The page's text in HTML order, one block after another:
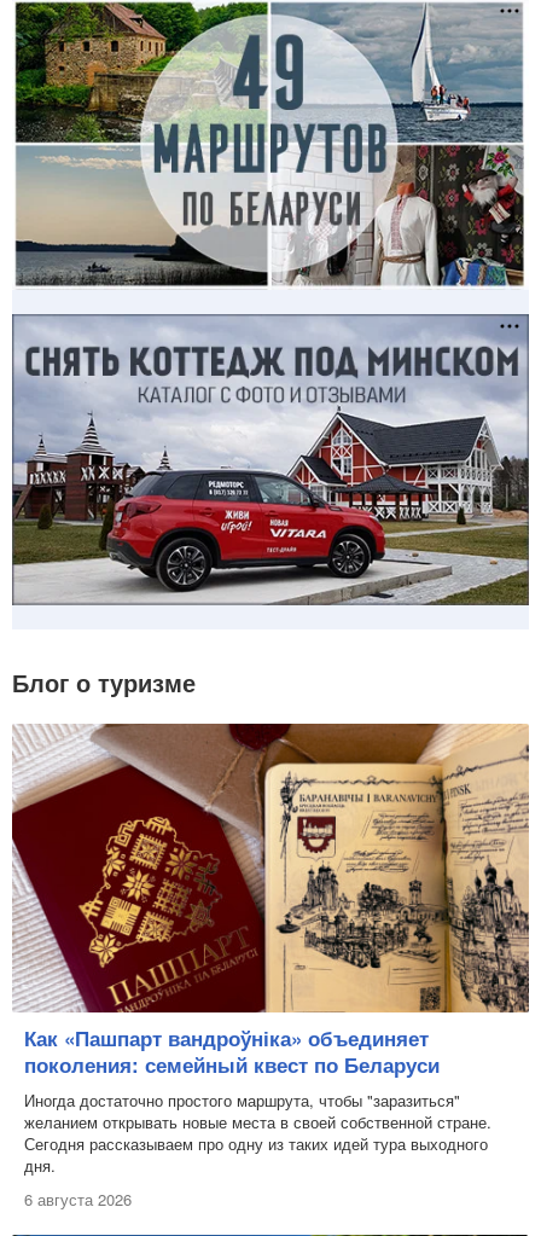
Также туристам будет интересно погулять по центральной
части местечка. Именно в Ворнянах хорошо сохранился
исторический городской ансамбль. С одной стороны
представлен костел с симметрично расположенными по
бокам домами аптекаря и ксендза, с другой – парк, вдоль
которого были выстроены одинаковые домики для прислуги,
соединенные арками.
Кроме интересной архитектурной застройки центральной
площади, деревня Ворняны славилась своим дворцово-
парковым ансамблем. Оно, как и все местечко,
принадлежало древнему шляхетскому роду Абрамовичей. К
сожалению, на сегодняшний день поместье не сохранилось:
от него остались лишь сторожевая башня на острове,
разводной мостик и водяная мельница. Остальные строения
были разрушены во время Первой Мировой Войны.
Дата обновления: 12 января 2018
Блог о туризме
Как «Пашпарт вандроўніка» объединяет
поколения: семейный квест по Беларуси
Иногда достаточно простого маршрута, чтобы "заразиться"
желанием открывать новые места в своей собственной стране.
Сегодня рассказываем про одну из таких идей тура выходного
дня.
6 августа 2026